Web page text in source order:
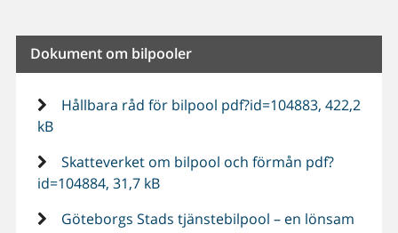
Dokument om bilpooler
Hållbara råd för bilpool pdf?id=104883, 422,2
kB
Skatteverket om bilpool och förmån pdf?
id=104884, 31,7 kB
Göteborgs Stads tjänstebilpool – en lönsam